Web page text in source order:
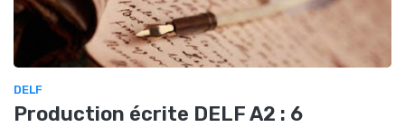
DELF
Production écrite DELF A2 : 6